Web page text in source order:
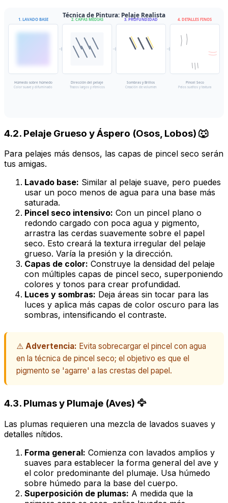
Técnica de Pintura: Pelaje Realista
1. LAVADO BASE
Húmedo sobre húmedo
Color suave y difuminado
2. CAPAS MEDIAS
Dirección del pelaje
Trazos largos y rítmicos
3. PROFUNDIDAD
Sombras y Brillos
Creación de volumen
4. DETALLES FINOS
Pincel Seco
Pelos sueltos y textura
4.2. Pelaje Grueso y Áspero (Osos, Lobos) 🐺
Para pelajes más densos, las capas de pincel seco serán
tus amigas.
Lavado base: Similar al pelaje suave, pero puedes
usar un poco menos de agua para una base más
saturada.
Pincel seco intensivo: Con un pincel plano o
redondo cargado con poca agua y pigmento,
arrastra las cerdas suavemente sobre el papel
seco. Esto creará la textura irregular del pelaje
grueso. Varía la presión y la dirección.
Capas de color: Construye la densidad del pelaje
con múltiples capas de pincel seco, superponiendo
colores y tonos para crear profundidad.
Luces y sombras: Deja áreas sin tocar para las
luces y aplica más capas de color oscuro para las
sombras, intensificando el contraste.
⚠️ Advertencia: Evita sobrecargar el pincel con agua
en la técnica de pincel seco; el objetivo es que el
pigmento se 'agarre' a las crestas del papel.
4.3. Plumas y Plumaje (Aves) 🦅
Las plumas requieren una mezcla de lavados suaves y
detalles nítidos.
Forma general: Comienza con lavados amplios y
suaves para establecer la forma general del ave y
el color predominante del plumaje. Usa húmedo
sobre húmedo para la base del cuerpo.
Superposición de plumas: A medida que la